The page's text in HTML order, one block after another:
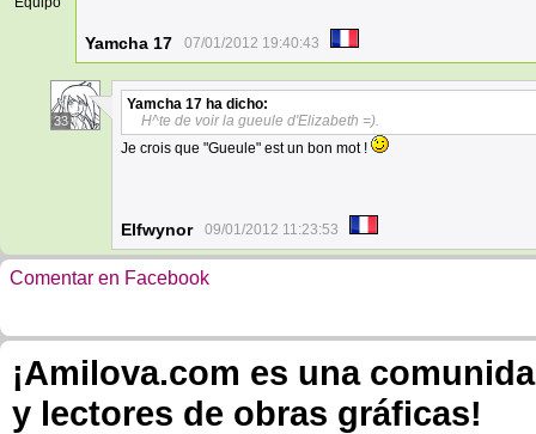
Yamcha 17 07/01/2012 19:40:43
33
Yamcha 17 ha dicho:
H^te de voir la gueule d'Elizabeth =).
Je crois que "Gueule" est un bon mot !
Elfwynor 09/01/2012 11:23:53
Comentar en Facebook
¡Amilova.com es una
y lectores de obras gráficas!